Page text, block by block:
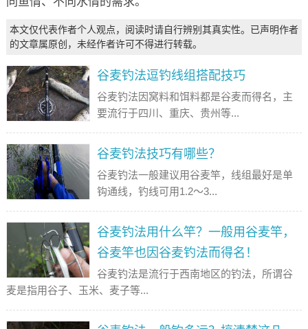
本文仅代表作者个人观点，阅读时请自行辨别其真实性。已声明作者
的文章属原创，未经作者许可不得进行转载。
谷麦钓法逗钓线组搭配技巧
谷麦钓法因窝料和饵料都是谷麦而得名，主
要流行于四川、重庆、贵州等...
谷麦钓法技巧有哪些？
谷麦钓法一般建议用谷麦竿，线组最好是单
钩通线，钓线可用1.2～3...
谷麦钓法用什么竿？一般用谷麦竿，
谷麦竿也因谷麦钓法而得名！
谷麦钓法是流行于西南地区的钓法，所谓谷
麦是指用谷子、玉米、麦子等...